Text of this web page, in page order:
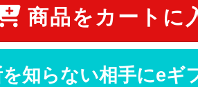
商品をカートに
知らない相手にeギ